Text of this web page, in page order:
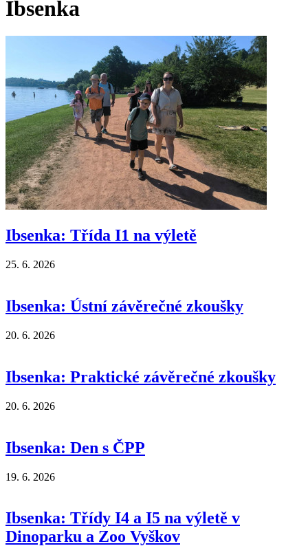
Ibsenka
Ibsenka: Třída I1 na výletě
25. 6. 2026
Ibsenka: Ústní závěrečné zkoušky
20. 6. 2026
Ibsenka: Praktické závěrečné zkoušky
20. 6. 2026
Ibsenka: Den s ČPP
19. 6. 2026
Ibsenka: Třídy I4 a I5 na výletě v
Dinoparku a Zoo Vyškov